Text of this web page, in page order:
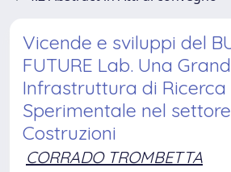
Vicende e sviluppi del
FUTURE Lab. Una
Infrastruttura di Ricerca
Sperimentale nel
Costruzioni
CORRADO TROMBETTA